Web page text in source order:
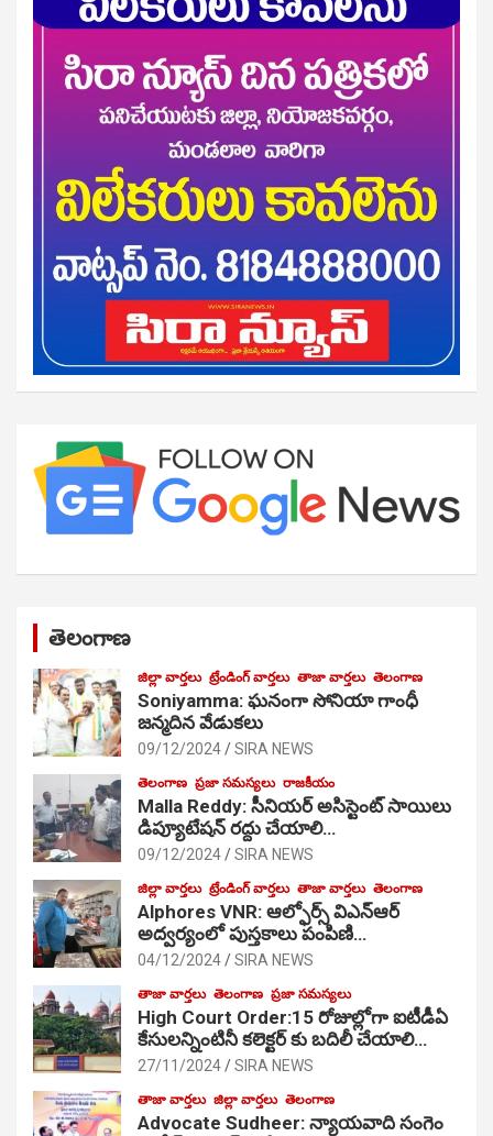
తెలంగాణ
జిల్లా వార్తలు ట్రేండింగ్ వార్తలు తాజా వార్తలు తెలంగాణ
Soniyamma: ఘ‌నంగా సోనియా గాంధీ
జ‌న్మ‌దిన వేడుక‌లు
09/12/2024 SIRA NEWS
తెలంగాణ ప్రజా సమస్యలు రాజకీయం
Malla Reddy: సీనియర్ అసిస్టెంట్ సాయిలు
డిప్యూటేషన్ రద్దు చేయాలి…
09/12/2024 SIRA NEWS
జిల్లా వార్తలు ట్రేండింగ్ వార్తలు తాజా వార్తలు తెలంగాణ
Alphores VNR: ఆల్ఫోర్స్ విఎన్ఆర్
అద్వర్యంలో పుస్తకాలు పంపిణి…
04/12/2024 SIRA NEWS
తాజా వార్తలు తెలంగాణ ప్రజా సమస్యలు
High Court Order:15 రోజుల్లోగా ఐటీడీఏ
కేసులన్నింటినీ కలెక్టర్ కు బదిలీ చేయాలి…
27/11/2024 SIRA NEWS
తాజా వార్తలు జిల్లా వార్తలు తెలంగాణ
Advocate Sudheer: న్యాయవాది సంగెం